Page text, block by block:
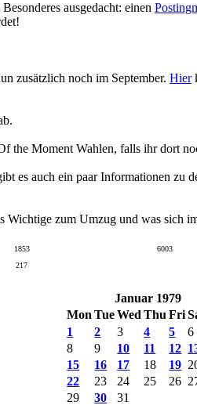
ausgedacht: einen
zusätzlich noch im September. Hier
the Moment Wahlen, falls ihr dort
es auch ein paar Informationen zu
Wichtige zum Umzug und was sich
1853 6003
217
Januar 1979
Mon TueWed Thu Fri
1
2 3 4 5 6
8
9 10 11 12
15
16 17 18 19
22
23 24 25 26
29
30 31